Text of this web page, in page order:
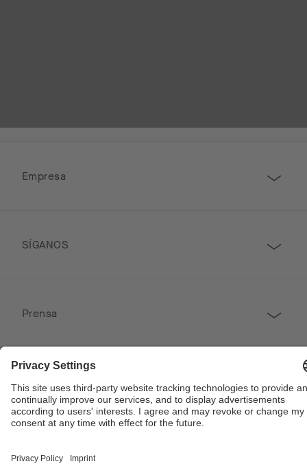
Empresa
SÍGANOS
Prensa
CONTACTO
Copyright © 2026 Poggenpohl. Todos los derechos reservados